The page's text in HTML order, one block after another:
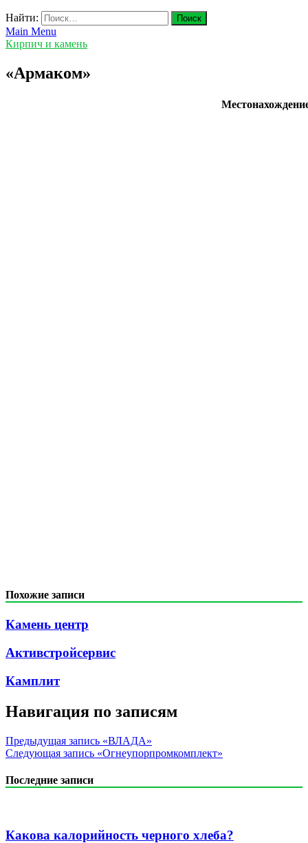
Найти:
Main Menu
Кирпич и камень
«Армаком»
Похожие записи
Камень центр
Активстройсервис
Камплит
Навигация по записям
Предыдущая запись «ВЛАДА»
Следующая запись «Огнеупорпромкомплект»
Последние записи
Какова калорийность черного хлеба?